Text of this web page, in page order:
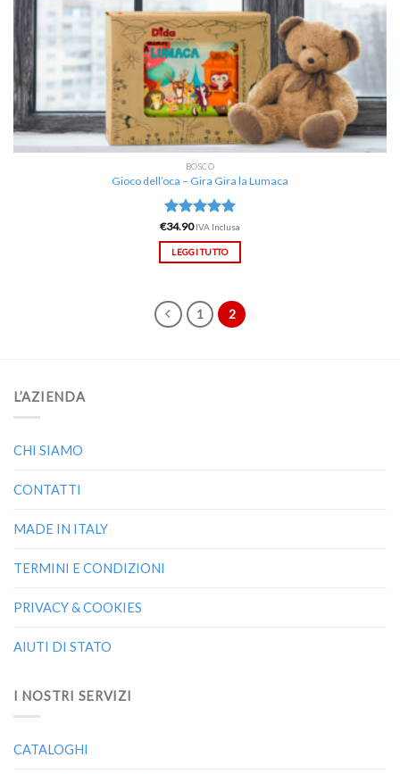
BOSCO
Gioco dell’oca – Gira Gira la Lumaca
Valutato
5.00su 5
€34.90 IVA Inclusa
LEGGI TUTTO
1 2
L’AZIENDA
CHI SIAMO
CONTATTI
MADE IN ITALY
TERMINI E CONDIZIONI
PRIVACY & COOKIES
AIUTI DI STATO
I NOSTRI SERVIZI
CATALOGHI